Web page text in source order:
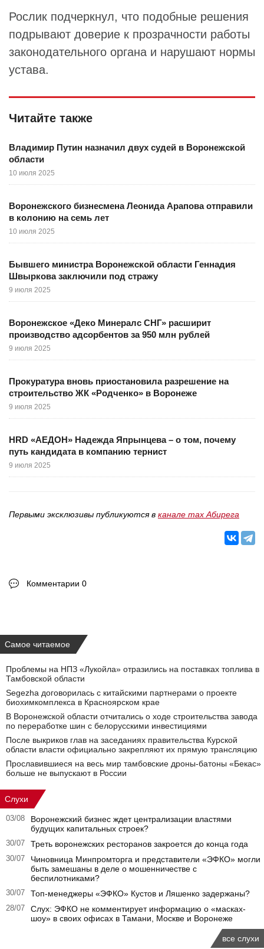
Рослик подчеркнул, что подобные решения
подрывают доверие к прозрачности работы
законодательного органа и нарушают нормы
устава.
Читайте также
Владимир Путин назначил двух судей в Воронежской
области
10 июля 2025
Воронежского бизнесмена Леонида Арапова отправили
в колонию на семь лет
10 июля 2025
Бывшего министра Воронежской области Геннадия
Швыркова заключили под стражу
9 июля 2025
Воронежское «Деко Минералс СНГ» расширит
производство адсорбентов за 950 млн рублей
9 июля 2025
Прокуратура вновь приостановила разрешение на
строительство ЖК «Родченко» в Воронеже
9 июля 2025
HRD «АЕДОН» Надежда Япрынцева – о том, почему
путь кандидата в компанию тернист
9 июля 2025
Первыми эксклюзивы публикуются в канале max Абирега
Комментарии 0
Самое читаемое
Проблемы на НПЗ «Лукойла» отразились на поставках топлива в
Тамбовской области
Segezha договорилась с китайскими партнерами о проекте
биохимкомплекса в Красноярском крае
В Воронежской области отчитались о ходе строительства завода
по переработке шин с белорусскими инвестициями
После выкриков глав на заседаниях правительства Курской
области власти официально закрепляют их прямую трансляцию
Прославившиеся на весь мир тамбовские дроны-батоны «Бекас»
больше не выпускают в России
Слухи
03/08
Воронежский бизнес ждет централизации властями
будущих капитальных строек?
30/07 Треть воронежских ресторанов закроется до конца года
30/07
Чиновница Минпромторга и представители «ЭФКО» могли
быть замешаны в деле о мошенничестве с
беспилотниками?
30/07 Топ-менеджеры «ЭФКО» Кустов и Ляшенко задержаны?
28/07
Слух: ЭФКО не комментирует информацию о «масках-
шоу» в своих офисах в Тамани, Москве и Воронеже
все слухи